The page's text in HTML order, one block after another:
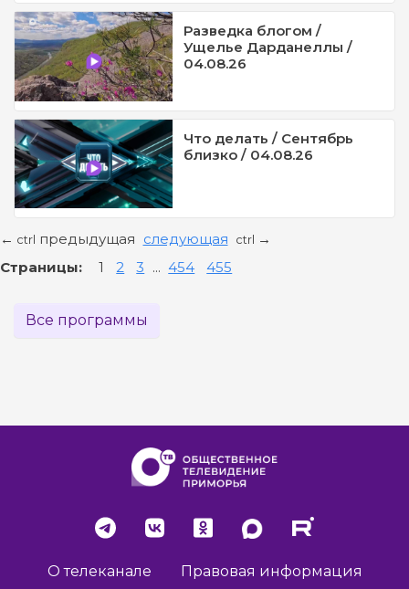
Разведка блогом /
Ущелье Дарданеллы /
04.08.26
Что делать / Сентябрь
близко / 04.08.26
← ctrl предыдущая следующая ctrl →
Страницы: 1 2 3 ... 454 455
Все программы
О телеканале Правовая информация